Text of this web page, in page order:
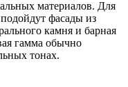
материалов. Для
фасады из
камня и барная
гамма обычно
тонах.